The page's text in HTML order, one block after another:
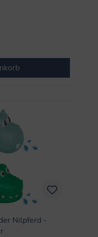
Nilpferd -